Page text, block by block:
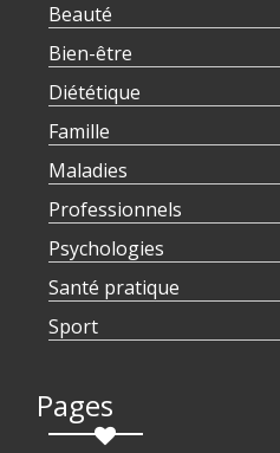
Beauté
Bien-être
Diététique
Famille
Maladies
Professionnels
Psychologies
Santé pratique
Sport
Pages